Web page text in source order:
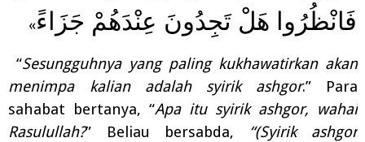
فَانْظُرُوا هَلْ تَجِدُونَ عِنْدَهُمْ جَزَاءً»
“Sesungguhnya yang paling kukhawatirkan akan
menimpa kalian adalah syirik ashgor.” Para
sahabat bertanya, “Apa itu syirik ashgor, wahai
Rasulullah?” Beliau bersabda,
“(Syirik ashgor